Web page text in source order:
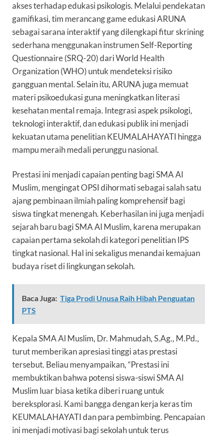
akses terhadap edukasi psikologis. Melalui pendekatan
gamifikasi, tim merancang game edukasi ARUNA
sebagai sarana interaktif yang dilengkapi fitur skrining
sederhana menggunakan instrumen Self-Reporting
Questionnaire (SRQ-20) dari World Health
Organization (WHO) untuk mendeteksi risiko
gangguan mental. Selain itu, ARUNA juga memuat
materi psikoedukasi guna meningkatkan literasi
kesehatan mental remaja. Integrasi aspek psikologi,
teknologi interaktif, dan edukasi publik ini menjadi
kekuatan utama penelitian KEUMALAHAYATI hingga
mampu meraih medali perunggu nasional.
Prestasi ini menjadi capaian penting bagi SMA Al
Muslim, mengingat OPSI dihormati sebagai salah satu
ajang pembinaan ilmiah paling komprehensif bagi
siswa tingkat menengah. Keberhasilan ini juga menjadi
sejarah baru bagi SMA Al Muslim, karena merupakan
capaian pertama sekolah di kategori penelitian IPS
tingkat nasional. Hal ini sekaligus menandai kemajuan
budaya riset di lingkungan sekolah.
Baca Juga: Tiga Prodi Unusa Raih Hibah Penguatan
PTS
Kepala SMA Al Muslim, Dr. Mahmudah, S.Ag., M.Pd.,
turut memberikan apresiasi tinggi atas prestasi
tersebut. Beliau menyampaikan, “Prestasi ini
membuktikan bahwa potensi siswa-siswi SMA Al
Muslim luar biasa ketika diberi ruang untuk
bereksplorasi. Kami bangga dengan kerja keras tim
KEUMALAHAYATI dan para pembimbing. Pencapaian
ini menjadi motivasi bagi sekolah untuk terus